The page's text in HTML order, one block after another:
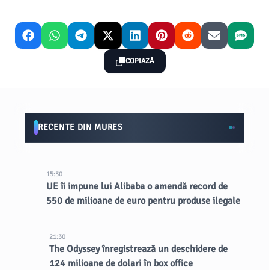
COPIAZĂ
RECENTE DIN MURES
15:30
UE îi impune lui Alibaba o amendă record de
550 de milioane de euro pentru produse ilegale
21:30
The Odyssey înregistrează un deschidere de
124 milioane de dolari în box office